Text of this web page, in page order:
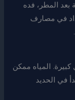
بعد المطر، فده
في مصارف
المياه ممكن
في الحديد